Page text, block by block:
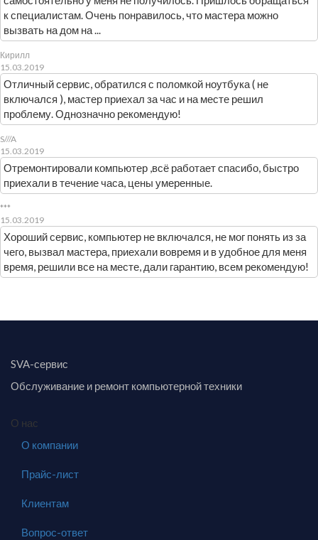
к специалистам. Очень понравилось, что мастера можно
вызвать на дом на ...
Кирилл
15.03.2019
Отличный сервис, обратился с поломкой ноутбука ( не
включался ), мастер приехал за час и на месте решил
проблему. Однозначно рекомендую!
S///A
15.03.2019
Отремонтировали компьютер ,всё работает спасибо, быстро
приехали в течение часа, цены умеренные.
***
15.03.2019
Хороший сервис, компьютер не включался, не мог понять из за
чего, вызвал мастера, приехали вовремя и в удобное для меня
время, решили все на месте, дали гарантию, всем рекомендую!
SVA-сервис
Обслуживание и ремонт компьютерной техники
О нас
О компании
Прайс-лист
Клиентам
Вопрос-ответ